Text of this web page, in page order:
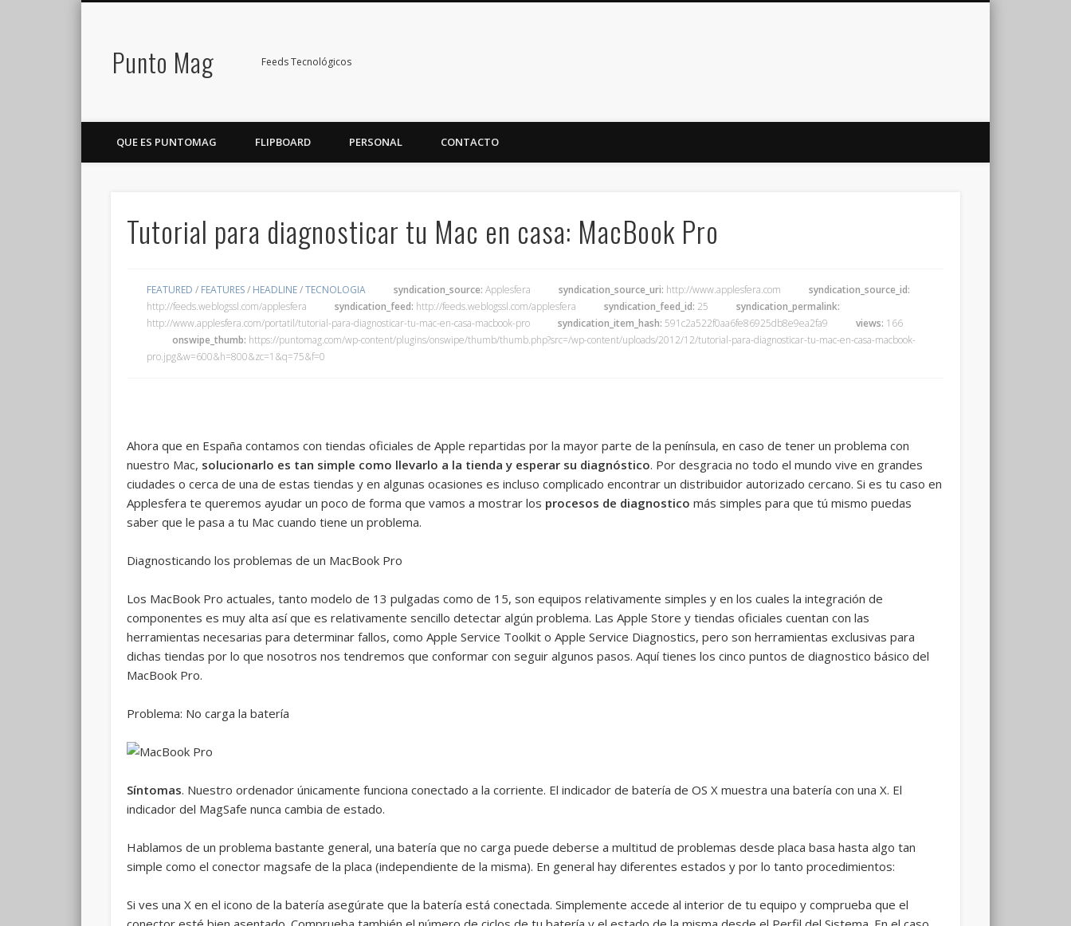
Punto Mag Feeds Tecnológicos
QUE ES PUNTOMAG FLIPBOARD PERSONAL CONTACTO
Tutorial para diagnosticar tu Mac en casa: MacBook Pro
FEATURED / FEATURES/ HEADLINE/TECNOLOGIA syndication_source: Applesfera syndication_source_uri: http://www.applesfera.com
syndication_source_id:
http://feeds.weblogssl.com/applesfera
syndication_feed: http://feeds.weblogssl.com/applesfera syndication_feed_id: 25
syndication_permalink:
http://www.applesfera.com/portatil/tutorial-para-diagnosticar-tu-mac-en-casa-macbook-pro
syndication_item_hash: 591c2a522f0aa6fe86925db8e9ea2fa9 views: 166
onswipe_thumb: https://puntomag.com/wp-content/plugins/onswipe/thumb/thumb.php?src=/wp-content/uploads/2012/12/tutorial-para-diagnosticar-tu-mac-en-casa-macbook-
pro.jpg&w=600&h=800&zc=1&q=75&f=0
Ahora que en España contamos con tiendas oficiales de Apple repartidas por la mayor parte de la península, en caso de tener un problema con
nuestro Mac, solucionarlo es tan simple como llevarlo a la tienda y esperar su diagnóstico. Por desgracia no todo el mundo vive en grandes
ciudades o cerca de una de estas tiendas y en algunas ocasiones es incluso complicado encontrar un distribuidor autorizado cercano. Si es tu caso en
Applesfera te queremos ayudar un poco de forma que vamos a mostrar los procesos de diagnostico más simples para que tú mismo puedas
saber que le pasa a tu Mac cuando tiene un problema.
Diagnosticando los problemas de un MacBook Pro
Los MacBook Pro actuales, tanto modelo de 13 pulgadas como de 15, son equipos relativamente simples y en los cuales la integración de
componentes es muy alta así que es relativamente sencillo detectar algún problema. Las Apple Store y tiendas oficiales cuentan con las
herramientas necesarias para determinar fallos, como Apple Service Toolkit o Apple Service Diagnostics, pero son herramientas exclusivas para
dichas tiendas por lo que nosotros nos tendremos que conformar con seguir algunos pasos. Aquí tienes los cinco puntos de diagnostico básico del
MacBook Pro.
Problema: No carga la batería
Síntomas. Nuestro ordenador únicamente funciona conectado a la corriente. El indicador de batería de OS X muestra una batería con una X. El
indicador del MagSafe nunca cambia de estado.
Hablamos de un problema bastante general, una batería que no carga puede deberse a multitud de problemas desde placa basa hasta algo tan
simple como el conector magsafe de la placa (independiente de la misma). En general hay diferentes estados y por lo tanto procedimientos:
Si ves una X en el icono de la batería asegúrate que la batería está conectada. Simplemente accede al interior de tu equipo y comprueba que el